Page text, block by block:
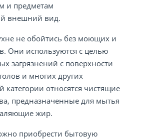
и предметам
внешний вид.
не обойтись без моющих и
Они используются с целью
загрязнений с поверхности
и многих других
категории относятся чистящие
предназначенные для мытья
жир.
приобрести бытовую